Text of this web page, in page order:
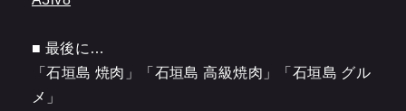
■ 最後に…
「石垣島 焼肉」「石垣島 高級焼肉」「石垣島 グル
メ」